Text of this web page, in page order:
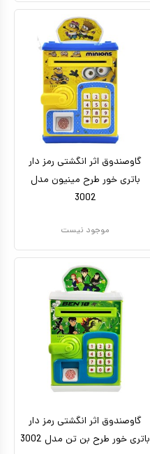
گاوصندوق اثر انگشتی رمز دار
باتری خور طرح مینیون مدل
3002
موجود نیست
گاوصندوق اثر انگشتی رمز دار
باتری خور طرح بن تن مدل 3002